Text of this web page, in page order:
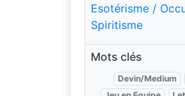
Esotérisme /
Spiritisme
Mots clés
Devin/Medium